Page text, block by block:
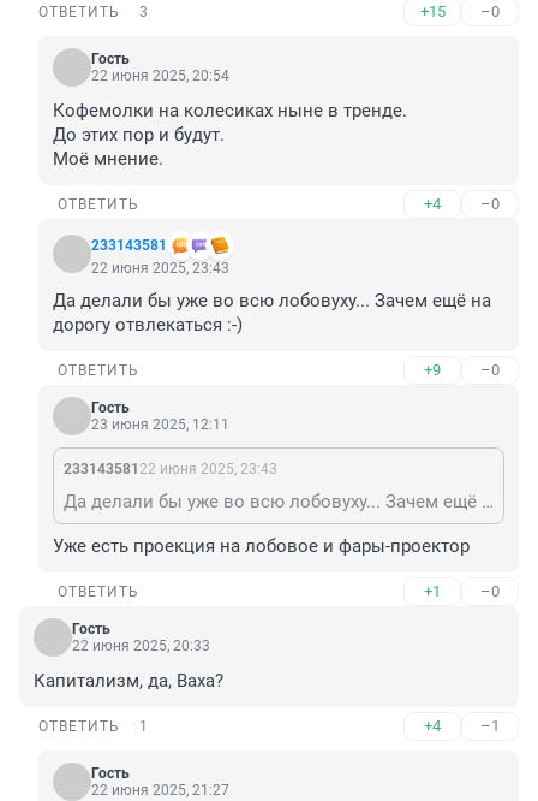
ОТВЕТИТЬ 3 +15 –0
Гость
22 июня 2025, 20:54
Кофемолки на колесиках ныне в тренде.
До этих пор и будут.
Моё мнение.
ОТВЕТИТЬ +4 –0
233143581
22 июня 2025, 23:43
Да делали бы уже во всю лобовуху... Зачем ещё на
дорогу отвлекаться :-)
ОТВЕТИТЬ +9 –0
Гость
23 июня 2025, 12:11
233143581 22 июня 2025, 23:43
Да делали бы уже во всю лобовуху... Зачем ещё на дорогу отвлекаться :-)
Уже есть проекция на лобовое и фары-проектор
ОТВЕТИТЬ +1 –0
Гость
22 июня 2025, 20:33
Капитализм, да, Ваха?
ОТВЕТИТЬ 1 +4 –1
Гость
22 июня 2025, 21:27